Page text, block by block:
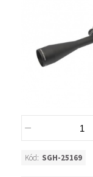
Kód: SGH-25169